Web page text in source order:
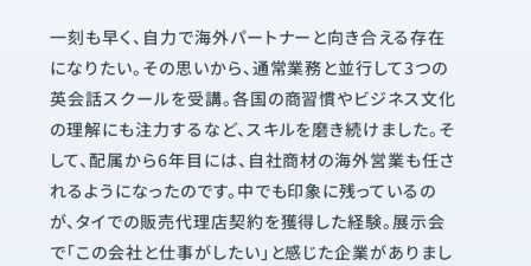
一刻も早く、自力で海外パートナーと向き合える存在
になりたい。その思いから、通常業務と並行して3つの
英会話スクールを受講。各国の商習慣やビジネス文化
の理解にも注力するなど、スキルを磨き続けました。そ
して、配属から6年目には、自社商材の海外営業も任さ
れるようになったのです。中でも印象に残っているの
が、タイでの販売代理店契約を獲得した経験。展示会
で「この会社と仕事がしたい」と感じた企業がありまし